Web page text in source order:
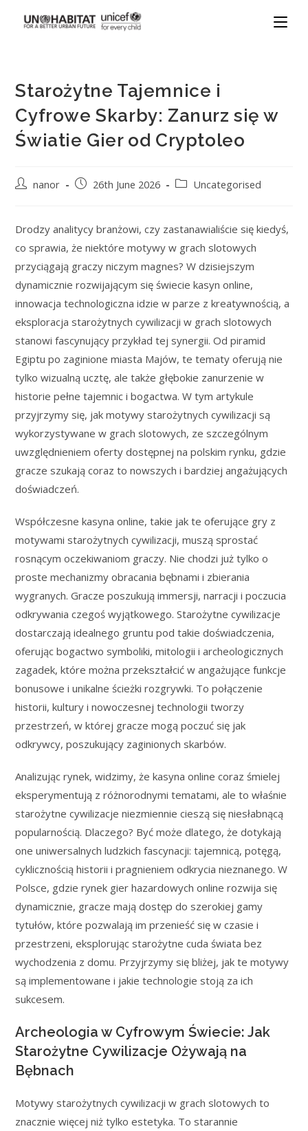
Starożytne Tajemnice i
Cyfrowe Skarby: Zanurz się w
Światie Gier od Cryptoleo
nanor 26th June 2026 Uncategorised
Drodzy analitycy branżowi, czy zastanawialiście się kiedyś,
co sprawia, że niektóre motywy w grach slotowych
przyciągają graczy niczym magnes? W dzisiejszym
dynamicznie rozwijającym się świecie kasyn online,
innowacja technologiczna idzie w parze z kreatywnością, a
eksploracja starożytnych cywilizacji w grach slotowych
stanowi fascynujący przykład tej synergii. Od piramid
Egiptu po zaginione miasta Majów, te tematy oferują nie
tylko wizualną ucztę, ale także głębokie zanurzenie w
historie pełne tajemnic i bogactwa. W tym artykule
przyjrzymy się, jak motywy starożytnych cywilizacji są
wykorzystywane w grach slotowych, ze szczególnym
uwzględnieniem oferty dostępnej na polskim rynku, gdzie
gracze szukają coraz to nowszych i bardziej angażujących
doświadczeń.
Współczesne kasyna online, takie jak te oferujące gry z
motywami starożytnych cywilizacji, muszą sprostać
rosnącym oczekiwaniom graczy. Nie chodzi już tylko o
proste mechanizmy obracania bębnami i zbierania
wygranych. Gracze poszukują immersji, narracji i poczucia
odkrywania czegoś wyjątkowego. Starożytne cywilizacje
dostarczają idealnego gruntu pod takie doświadczenia,
oferując bogactwo symboliki, mitologii i archeologicznych
zagadek, które można przekształcić w angażujące funkcje
bonusowe i unikalne ścieżki rozgrywki. To połączenie
historii, kultury i nowoczesnej technologii tworzy
przestrzeń, w której gracze mogą poczuć się jak
odkrywcy, poszukujący zaginionych skarbów.
Analizując rynek, widzimy, że kasyna online coraz śmielej
eksperymentują z różnorodnymi tematami, ale to właśnie
starożytne cywilizacje niezmiennie cieszą się niesłabnącą
popularnością. Dlaczego? Być może dlatego, że dotykają
one uniwersalnych ludzkich fascynacji: tajemnicą, potęgą,
cyklicznością historii i pragnieniem odkrycia nieznanego. W
Polsce, gdzie rynek gier hazardowych online rozwija się
dynamicznie, gracze mają dostęp do szerokiej gamy
tytułów, które pozwalają im przenieść się w czasie i
przestrzeni, eksplorując starożytne cuda świata bez
wychodzenia z domu. Przyjrzymy się bliżej, jak te motywy
są implementowane i jakie technologie stoją za ich
sukcesem.
Archeologia w Cyfrowym Świecie: Jak
Starożytne Cywilizacje Ożywają na
Bębnach
Motywy starożytnych cywilizacji w grach slotowych to
znacznie więcej niż tylko estetyka. To starannie